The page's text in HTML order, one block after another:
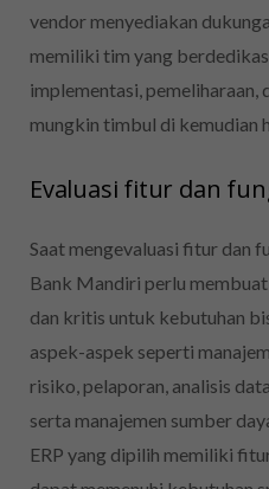
vendor menyediakan
memiliki tim yang
implementasi, pemeliharaan,
mungkin timbul di kemudian
Evaluasi fitur dan
Saat mengevaluasi fitur dan
Bank Mandiri perlu
dan kritis untuk kebutuhan
aspek-aspek seperti
risiko, pelaporan, analisis
serta manajemen sumber
ERP yang dipilih memiliki